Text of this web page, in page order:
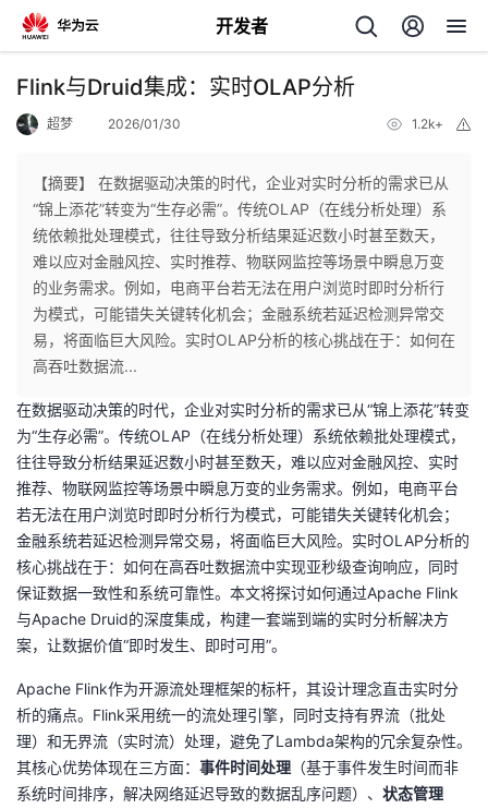
开发者
返
个
人
主
页
我
的
开
发
者
我
的
博
客
我
的
论
坛
我
的
圈
我
的
我
Flink与Druid集成：实时OLAP分析
超梦 2026/01/30 1.2k+
【摘要】 在数据驱动决策的时代，企业对实时分析的需求已从
“锦上添花”转变为“生存必需”。传统OLAP（在线分析处理）系
统依赖批处理模式，往往导致分析结果延迟数小时甚至数天，
难以应对金融风控、实时推荐、物联网监控等场景中瞬息万变
的业务需求。例如，电商平台若无法在用户浏览时即时分析行
为模式，可能错失关键转化机会；金融系统若延迟检测异常交
易，将面临巨大风险。实时OLAP分析的核心挑战在于：如何在
高吞吐数据流...
在数据驱动决策的时代，企业对实时分析的需求已从“锦上添花”转变
为“生存必需”。传统OLAP（在线分析处理）系统依赖批处理模式，
往往导致分析结果延迟数小时甚至数天，难以应对金融风控、实时
推荐、物联网监控等场景中瞬息万变的业务需求。例如，电商平台
若无法在用户浏览时即时分析行为模式，可能错失关键转化机会；
金融系统若延迟检测异常交易，将面临巨大风险。实时OLAP分析的
核心挑战在于：如何在高吞吐数据流中实现亚秒级查询响应，同时
保证数据一致性和系统可靠性。本文将探讨如何通过Apache Flink
与Apache Druid的深度集成，构建一套端到端的实时分析解决方
案，让数据价值“即时发生、即时可用”。
Apache Flink作为开源流处理框架的标杆，其设计理念直击实时分
析的痛点。Flink采用统一的流处理引擎，同时支持有界流（批处
理）和无界流（实时流）处理，避免了Lambda架构的冗余复杂性。
其核心优势体现在三方面： 事件时间处理 （基于事件发生时间而非
系统时间排序，解决网络延迟导致的数据乱序问题）、 状态管理